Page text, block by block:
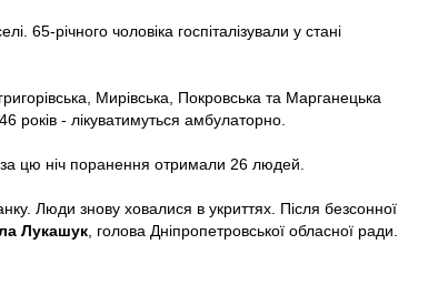
65-річного чоловіка госпіталізували у стані
Мирівська, Покровська та Марганецька
років - лікуватимуться амбулаторно.
цю ніч поранення отримали 26 людей.
Люди знову ховалися в укриттях. Після безсонної
Лукашук , голова Дніпропетровської обласної ради.